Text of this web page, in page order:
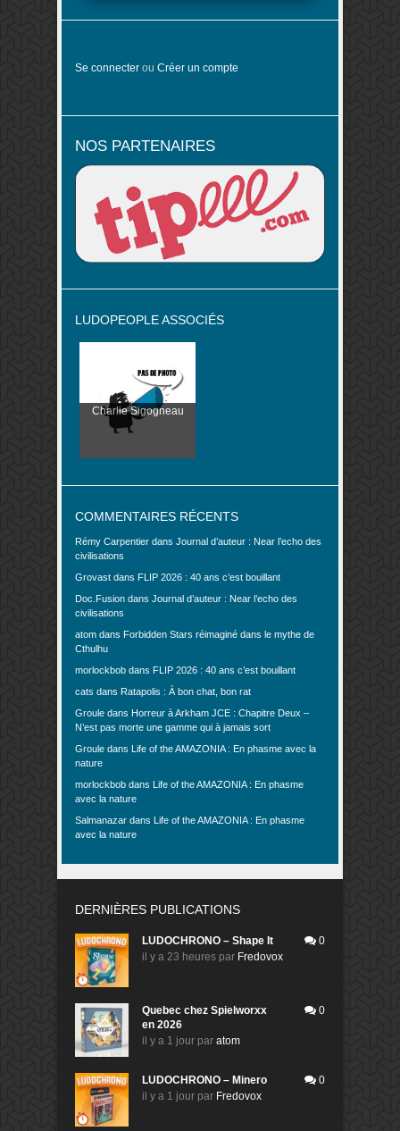
Se connecter ou Créer un compte
NOS PARTENAIRES
LUDOPEOPLE ASSOCIÉS
Charlie Sigogneau
COMMENTAIRES RÉCENTS
Rémy Carpentier dans Journal d’auteur : Near l’echo des
civilisations
Grovast dans FLIP 2026 : 40 ans c’est bouillant
Doc.Fusion dans Journal d’auteur : Near l’echo des
civilisations
atom dans Forbidden Stars réimaginé dans le mythe de
Cthulhu
morlockbob dans FLIP 2026 : 40 ans c’est bouillant
cats dans Ratapolis : À bon chat, bon rat
Groule dans Horreur à Arkham JCE : Chapitre Deux –
N’est pas morte une gamme qui à jamais sort
Groule dans Life of the AMAZONIA : En phasme avec la
nature
morlockbob dans Life of the AMAZONIA : En phasme
avec la nature
Salmanazar dans Life of the AMAZONIA : En phasme
avec la nature
DERNIÈRES PUBLICATIONS
LUDOCHRONO – Shape It
il y a 23 heures par Fredovox
0
Quebec chez Spielworxx
en 2026
il y a 1 jour par atom
0
LUDOCHRONO – Minero
il y a 1 jour par Fredovox
0